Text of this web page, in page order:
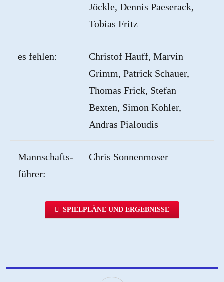
Jöckle, Dennis Paeserack,
Tobias Fritz
es fehlen:
Christof Hauff, Marvin
Grimm, Patrick Schauer,
Thomas Frick, Stefan
Bexten, Simon Kohler,
Andras Pialoudis
Mannschafts-
führer:
Chris Sonnenmoser
SPIELPLÄNE UND ERGEBNISSE